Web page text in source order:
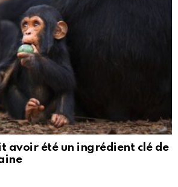
avoir été un ingrédient clé de